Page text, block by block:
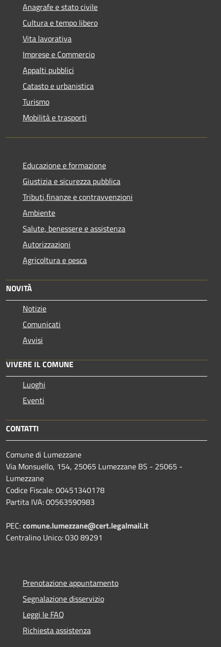
Anagrafe e stato civile
Cultura e tempo libero
Vita lavorativa
Imprese e Commercio
Appalti pubblici
Catasto e urbanistica
Turismo
Mobilità e trasporti
Educazione e formazione
Giustizia e sicurezza pubblica
Tributi,finanze e contravvenzioni
Ambiente
Salute, benessere e assistenza
Autorizzazioni
Agricoltura e pesca
NOVITÀ
Notizie
Comunicati
Avvisi
VIVERE IL COMUNE
Luoghi
Eventi
CONTATTI
Comune di Lumezzane
Via Monsuello, 154, 25065 Lumezzane BS - 25065 -
Lumezzane
Codice Fiscale: 00451340178
Partita IVA: 00563590983
PEC:comune.lumezzane@cert.legalmail.it
Centralino Unico: 030 89291
Prenotazione appuntamento
Segnalazione disservizio
Leggi le FAQ
Richiesta assistenza